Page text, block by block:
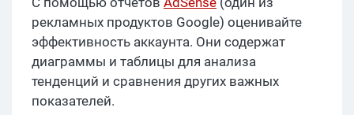
рекламных продуктов Google) оценивайте
эффективность аккаунта. Они содержат
диаграммы и таблицы для анализа
тенденций и сравнения других важных
показателей.